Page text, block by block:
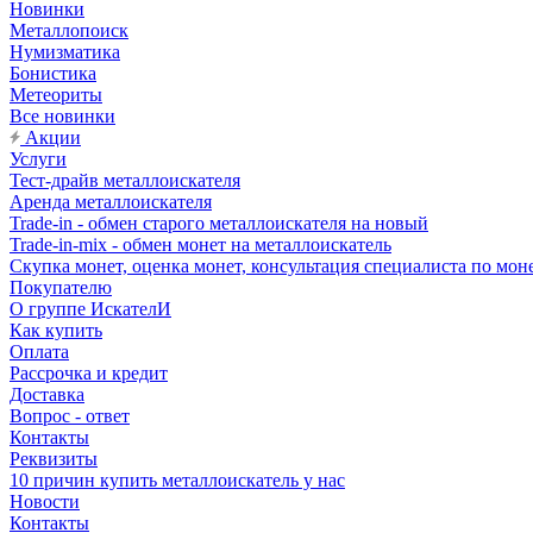
Новинки
Металлопоиск
Нумизматика
Бонистика
Метеориты
Все новинки
Акции
Услуги
Тест-драйв металлоискателя
Аренда металлоискателя
Trade-in - обмен старого металлоискателя на новый
Trade-in-mix - обмен монет на металлоискатель
Скупка монет, оценка монет, консультация специалиста по
Покупателю
О группе ИскателИ
Как купить
Оплата
Рассрочка и кредит
Доставка
Вопрос - ответ
Контакты
Реквизиты
10 причин купить металлоискатель у нас
Новости
Контакты